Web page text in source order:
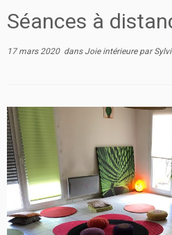
Séances à
17 mars 2020dansJoie intérieure par